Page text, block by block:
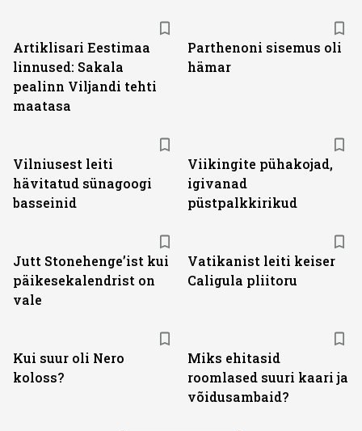
Artiklisari Eestimaa
linnused: Sakala
pealinn Viljandi tehti
maatasa
Parthenoni sisemus oli
hämar
Vilniusest leiti
hävitatud sünagoogi
basseinid
Viikingite pühakojad,
igivanad
püstpalkkirikud
Jutt Stonehenge’ist kui
päikesekalendrist on
vale
Vatikanist leiti keiser
Caligula pliitoru
Kui suur oli Nero
koloss?
Miks ehitasid
roomlased suuri kaari ja
võidusambaid?